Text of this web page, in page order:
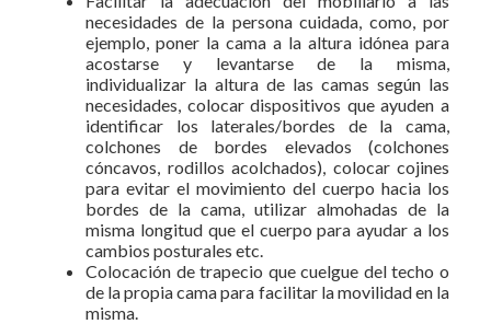
necesidades de la persona cuidada, como, por
ejemplo, poner la cama a la altura idónea para
acostarse y levantarse de la misma,
individualizar la altura de las camas según las
necesidades, colocar dispositivos que ayuden a
identificar los laterales/bordes de la cama,
colchones de bordes elevados (colchones
cóncavos, rodillos acolchados), colocar cojines
para evitar el movimiento del cuerpo hacia los
bordes de la cama, utilizar almohadas de la
misma longitud que el cuerpo para ayudar a los
cambios posturales etc.
Colocación de trapecio que cuelgue del techo o
de la propia cama para facilitar la movilidad en la
misma.